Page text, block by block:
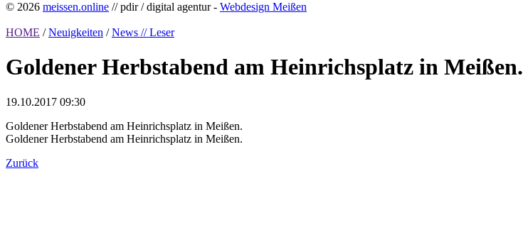
© 2026 meissen.online // pdir / digital agentur - Webdesign Meißen
HOME / Neuigkeiten / News // Leser
Goldener Herbstabend am Heinrichsplatz in Meißen.
19.10.2017 09:30
Goldener Herbstabend am Heinrichsplatz in Meißen.
Goldener Herbstabend am Heinrichsplatz in Meißen.
Zurück